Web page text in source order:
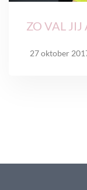
ZO VAL JIJ
27 oktober